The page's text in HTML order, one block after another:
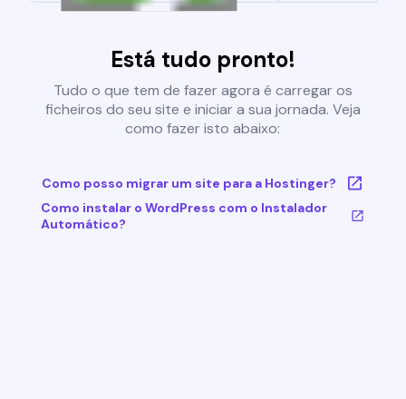
Está tudo pronto!
Tudo o que tem de fazer agora é carregar os
ficheiros do seu site e iniciar a sua jornada. Veja
como fazer isto abaixo:
Como posso migrar um site para a Hostinger?
Como instalar o WordPress com o Instalador
Automático?